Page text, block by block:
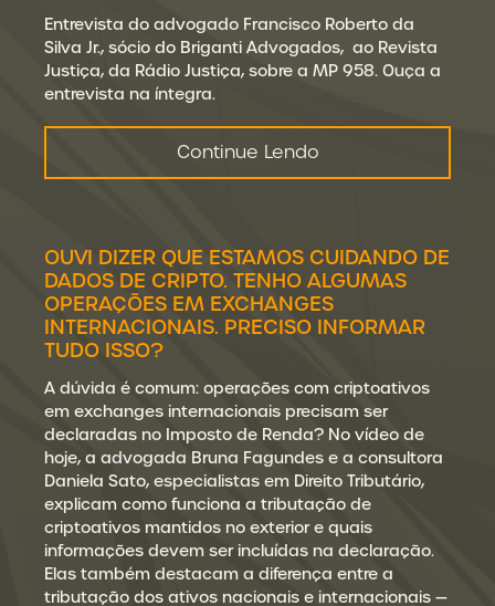
Entrevista do advogado Francisco Roberto da
Silva Jr., sócio do Briganti Advogados, ao Revista
Justiça, da Rádio Justiça, sobre a MP 958. Ouça a
entrevista na íntegra.
Continue Lendo
OUVI DIZER QUE ESTAMOS CUIDANDO DE
DADOS DE CRIPTO. TENHO ALGUMAS
OPERAÇÕES EM EXCHANGES
INTERNACIONAIS. PRECISO INFORMAR
TUDO ISSO?
A dúvida é comum: operações com criptoativos
em exchanges internacionais precisam ser
declaradas no Imposto de Renda? No vídeo de
hoje, a advogada Bruna Fagundes e a consultora
Daniela Sato, especialistas em Direito Tributário,
explicam como funciona a tributação de
criptoativos mantidos no exterior e quais
informações devem ser incluídas na declaração.
Elas também destacam a diferença entre a
tributação dos ativos nacionais e internacionais —